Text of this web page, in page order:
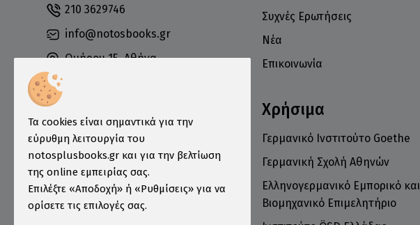
210 3629746
info@notosbooks.gr
Ομήρου 15, Αθήνα
Δευτέρα: 10:00-18:00
Τρίτη: 10:00-19:00
Τετάρτη: 10:00-18:00
Πέμπτη: 10:00-19:00
Συχνές Ερωτήσεις
Νέα
Επικοινωνία
Χρήσιμα
Γερμανικό Ινστιτούτο Goethe
Γερμανική Σχολή Αθηνών
Ελληνογερμανικό Εμπορικό και
Βιομηχανικό Επιμελητήριο
Τα cookies είναι σημαντικά για την
εύρυθμη λειτουργία του
notosplusbooks.gr και για την βελτίωση
της online εμπειρίας σας.
Επιλέξτε «Αποδοχή» ή «Ρυθμίσεις» για να
ορίσετε τις επιλογές σας.